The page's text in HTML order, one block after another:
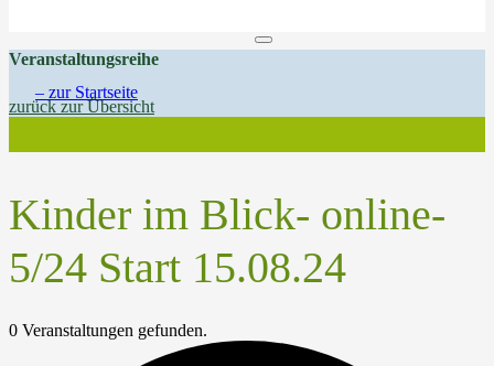
Veranstaltungsreihe
zurück zur Übersicht
Kinder im Blick- online-
5/24 Start 15.08.24
0 Veranstaltungen gefunden.